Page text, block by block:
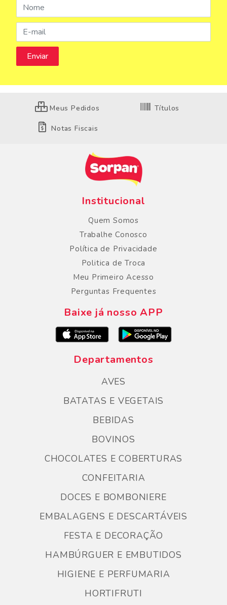
Meus Pedidos Títulos
Notas Fiscais
Institucional
Quem Somos
Trabalhe Conosco
Política de Privacidade
Politica de Troca
Meu Primeiro Acesso
Perguntas Frequentes
Baixe já nosso APP
Departamentos
AVES
BATATAS E VEGETAIS
BEBIDAS
BOVINOS
CHOCOLATES E COBERTURAS
CONFEITARIA
DOCES E BOMBONIERE
EMBALAGENS E DESCARTÁVEIS
FESTA E DECORAÇÃO
HAMBÚRGUER E EMBUTIDOS
HIGIENE E PERFUMARIA
HORTIFRUTI